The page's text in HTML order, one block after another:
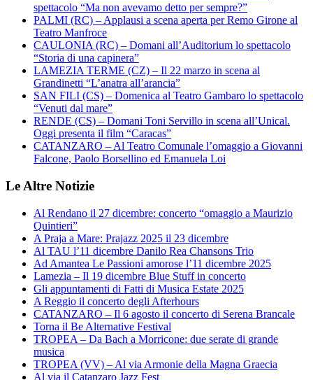
spettacolo “Ma non avevamo detto per sempre?”
PALMI (RC) – Applausi a scena aperta per Remo Girone al
Teatro Manfroce
CAULONIA (RC) – Domani all’Auditorium lo spettacolo
“Storia di una capinera”
LAMEZIA TERME (CZ) – Il 22 marzo in scena al
Grandinetti “L’anatra all’arancia”
SAN FILI (CS) – Domenica al Teatro Gambaro lo spettacolo
“Venuti dal mare”
RENDE (CS) – Domani Toni Servillo in scena all’Unical.
Oggi presenta il film “Caracas”
CATANZARO – Al Teatro Comunale l’omaggio a Giovanni
Falcone, Paolo Borsellino ed Emanuela Loi
Le Altre Notizie
Al Rendano il 27 dicembre: concerto “omaggio a Maurizio
Quintieri”
A Praja a Mare: Prajazz 2025 il 23 dicembre
Al TAU l’11 dicembre Danilo Rea Chansons Trio
Ad Amantea Le Passioni amorose l’11 dicembre 2025
Lamezia – Il 19 dicembre Blue Stuff in concerto
Gli appuntamenti di Fatti di Musica Estate 2025
A Reggio il concerto degli Afterhours
CATANZARO – Il 6 agosto il concerto di Serena Brancale
Torna il Be Alternative Festival
TROPEA – Da Bach a Morricone: due serate di grande
musica
TROPEA (VV) – Al via Armonie della Magna Graecia
Al via il Catanzaro Jazz Fest